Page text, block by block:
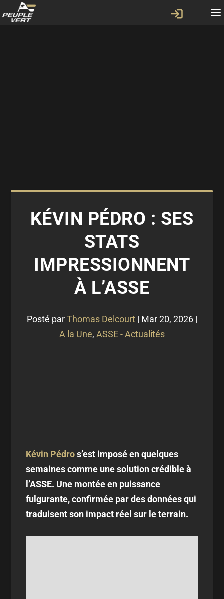
KÉVIN PÉDRO : SES
STATS
IMPRESSIONNENT
À L’ASSE
Posté parThomas Delcourt| Mar 20, 2026|
A la Une, ASSE - Actualités
Kévin Pédros’est imposé en quelques
semaines comme une solution crédible à
l’ASSE. Une montée en puissance
fulgurante, confirmée par des données qui
traduisent son impact réel sur le terrain.